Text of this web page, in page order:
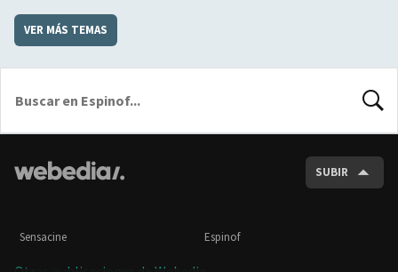
VER MÁS TEMAS
SUBIR
Sensacine Espinof